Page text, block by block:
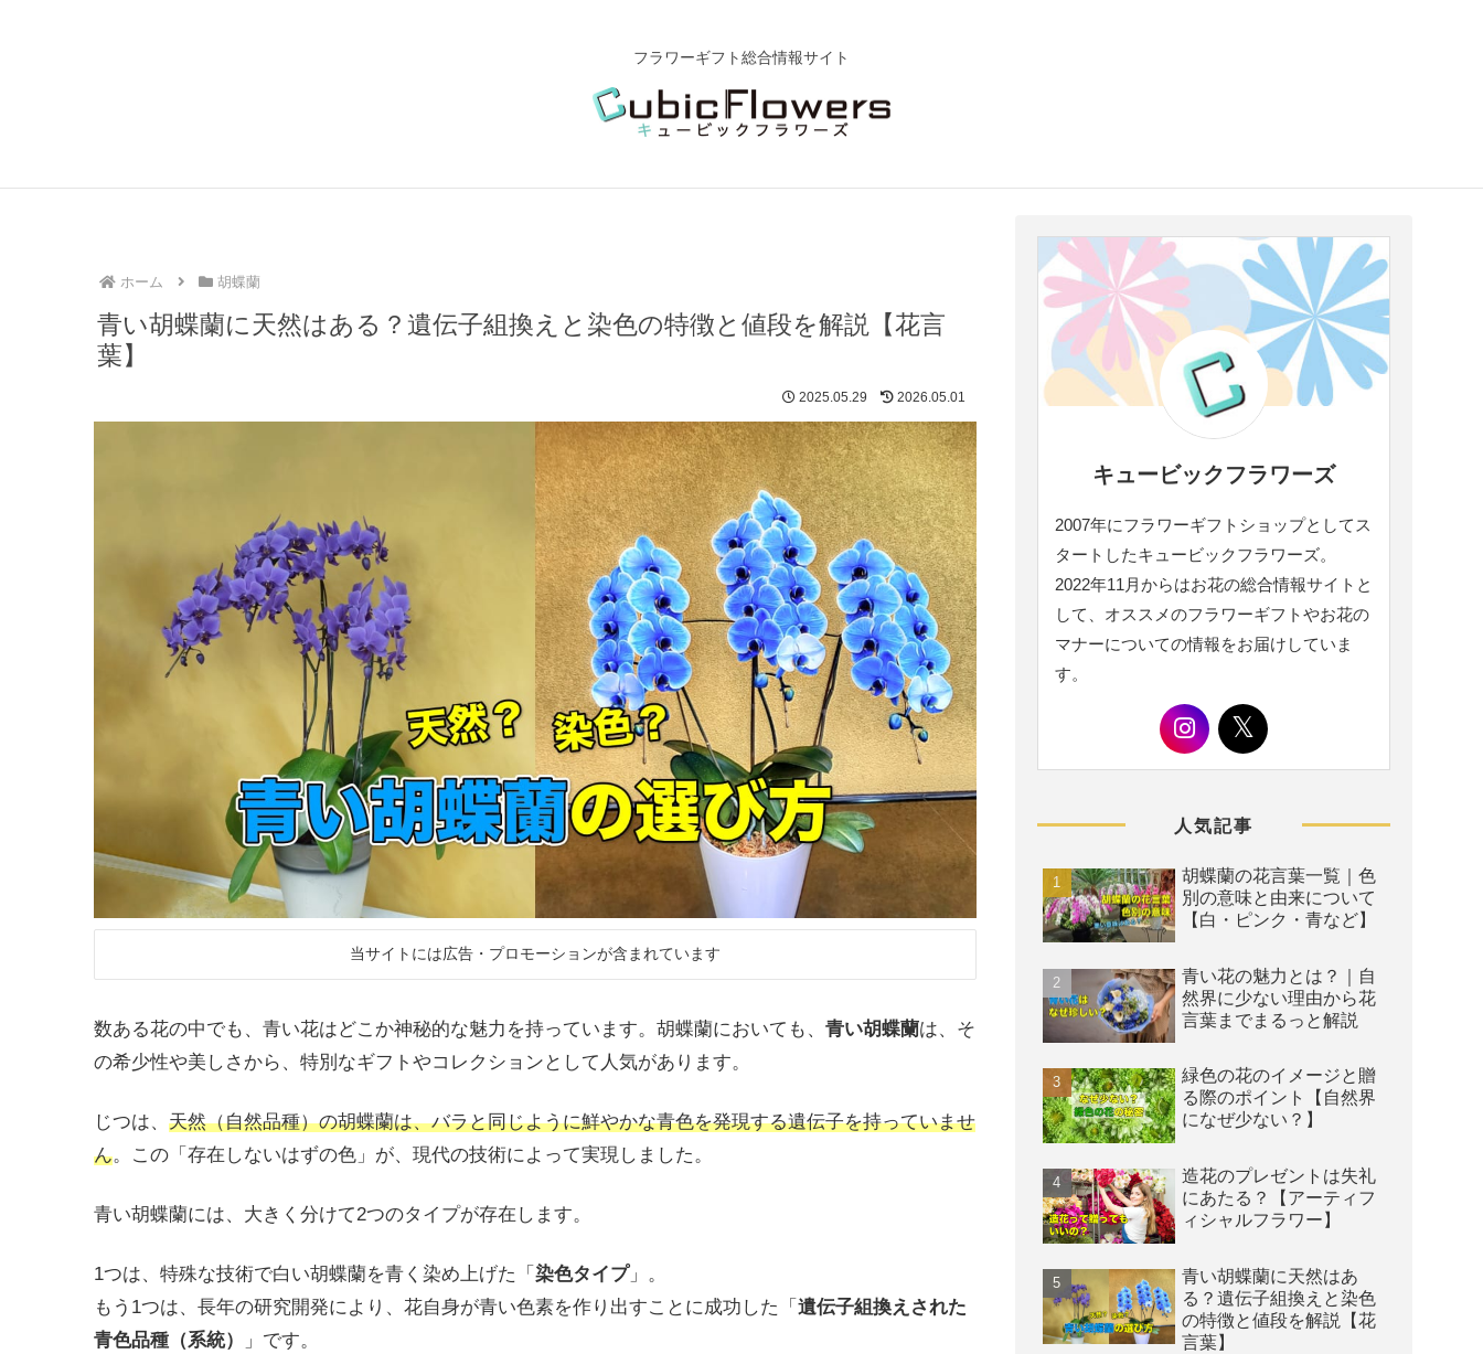
フラワーギフト総合情報サイト
ホーム 胡蝶蘭
青い胡蝶蘭に天然はある？遺伝子組換えと染色の特徴と値段を解説【花言
葉】
2025.05.29 2026.05.01
当サイトには広告・プロモーションが含まれています
数ある花の中でも、青い花はどこか神秘的な魅力を持っています。胡蝶蘭においても、 青い胡蝶蘭は、そ
の希少性や美しさから、特別なギフトやコレクションとして人気があります。
じつは、 天然（自然品種）の胡蝶蘭は、バラと同じように鮮やかな青色を発現する遺伝子を持っていませ
ん。この「存在しないはずの色」が、現代の技術によって実現しました。
青い胡蝶蘭には、大きく分けて2つのタイプが存在します。
1つは、特殊な技術で白い胡蝶蘭を青く染め上げた「 染色タイプ」。
もう1つは、長年の研究開発により、花自身が青い色素を作り出すことに成功した「 遺伝子組換えされた
青色品種（系統）
」です。
キュービックフラワーズ
2007年にフラワーギフトショップとしてス
タートしたキュービックフラワーズ。
2022年11月からはお花の総合情報サイトと
して、オススメのフラワーギフトやお花の
マナーについての情報をお届けしていま
す。
人気記事
胡蝶蘭の花言葉一覧｜色
別の意味と由来について
【白・ピンク・青など】
青い花の魅力とは？｜自
然界に少ない理由から花
言葉までまるっと解説
緑色の花のイメージと贈
る際のポイント【自然界
になぜ少ない？】
造花のプレゼントは失礼
にあたる？【アーティフ
ィシャルフラワー】
青い胡蝶蘭に天然はあ
る？遺伝子組換えと染色
の特徴と値段を解説【花
言葉】